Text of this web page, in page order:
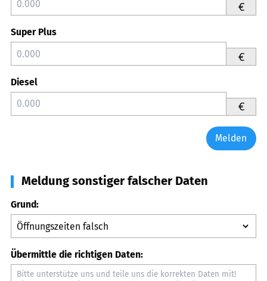
€
Super Plus
€
Diesel
€
Melden
Meldung sonstiger falscher Daten
Grund:
Übermittle die richtigen Daten: